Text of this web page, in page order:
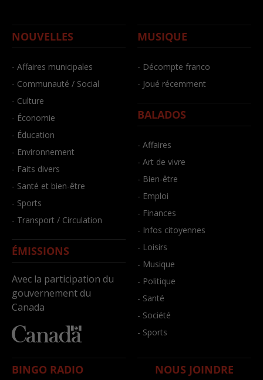
NOUVELLES
- Affaires municipales
- Communauté / Social
- Culture
- Économie
- Éducation
- Environnement
- Faits divers
- Santé et bien-être
- Sports
- Transport / Circulation
ÉMISSIONS
Avec la participation du
gouvernement du
Canada
MUSIQUE
- Décompte franco
- Joué récemment
BALADOS
- Affaires
- Art de vivre
- Bien-être
- Emploi
- Finances
- Infos citoyennes
- Loisirs
- Musique
- Politique
- Santé
- Société
- Sports
BINGO RADIO NOUS JOINDRE